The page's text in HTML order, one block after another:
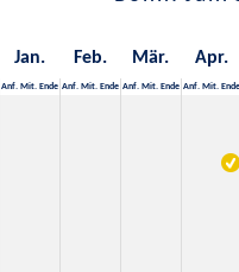
Jan. Feb. Mär. Apr.
Anf. Mit. Ende Anf. Mit. Ende Anf. Mit. Ende Anf. Mit. Ende